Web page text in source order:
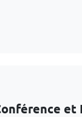
et